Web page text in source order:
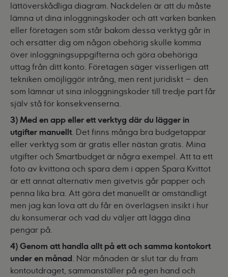
lättöverskådliga diagram. Nackdelen är att du måste
lämna ut dina inloggningskoder och att varken banken
eller företagen som står bakom dessa verktyg går in
och ersätter dig om någon obehörig skulle komma
över inloggningsuppgifterna och göra obehöriga
uttag från ditt konto. Företagen säger visserligen att
tekniken omöjliggör intrång, men rent juridiskt – den
som lämnar ut sina inloggningskoder till tredje part får
själv stå för konsekvenserna.
3) Med en app eller ett verktyg där du lägger in
utgifter manuellt. Det finns många bra budgetappar
eller verktyg som är gratis eller nästan gratis. Mina
utgifter och Smartbudget är några exempel. Att ta ett
foto av kvittona och spara dem i appen Spara Kvittot
är ett annat alternativ men givetvis går papper och
penna lika bra. Att göra det manuellt är omständligt
men jag kan lova att du får en överlägsen insikt i hur
du konsumerar och vad du väljer att lägga dina
pengar på.
4) Genom att handla allt på ett och samma kontokort
under en månad. När månaden är slut tar du fram
kontoutdraget, sammanställer på egen hand och